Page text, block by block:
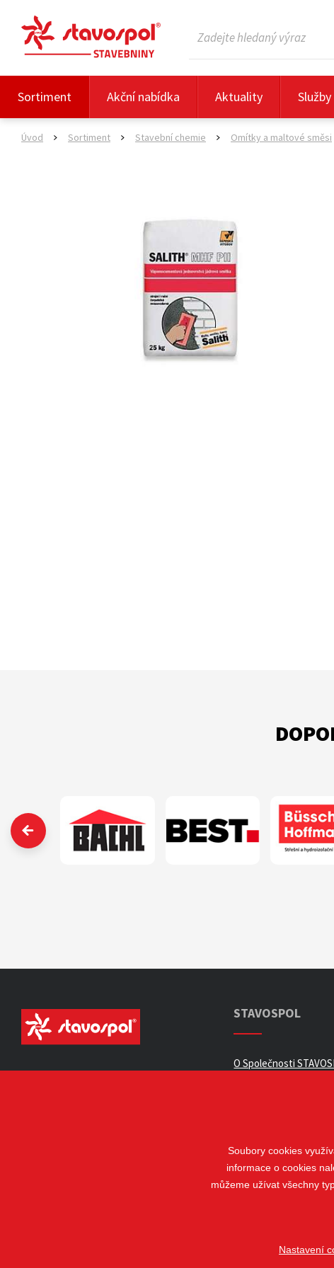
Sortiment Akční nabídka Aktuality Služby
Úvod Sortiment Stavební chemie Omítky a maltové směsi
‹
STAVOSPOL
O Společnosti
Kontakty
Odstoupení od
Staňkova 41, 612 00 Brno - Královo
Soubory cookies
informace o cookies
můžeme užívat všechny
Nastavení